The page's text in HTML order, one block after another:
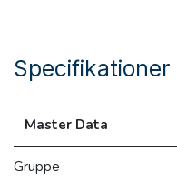
Specifikationer
Master Data
Gruppe